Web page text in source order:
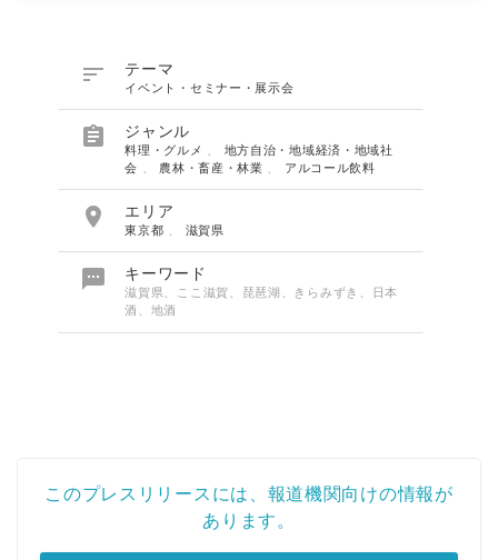
 テーマ
イベント・セミナー・展示会
 ジャンル
料理・グルメ
地方自治・地域経済・地域社
会
農林・畜産・林業 アルコール飲料
 エリア
東京都 滋賀県
 キーワード
滋賀県、ここ滋賀、琵琶湖、きらみずき、日本
酒、地酒
このプレスリリースには、報道機関向けの情報が
あります。